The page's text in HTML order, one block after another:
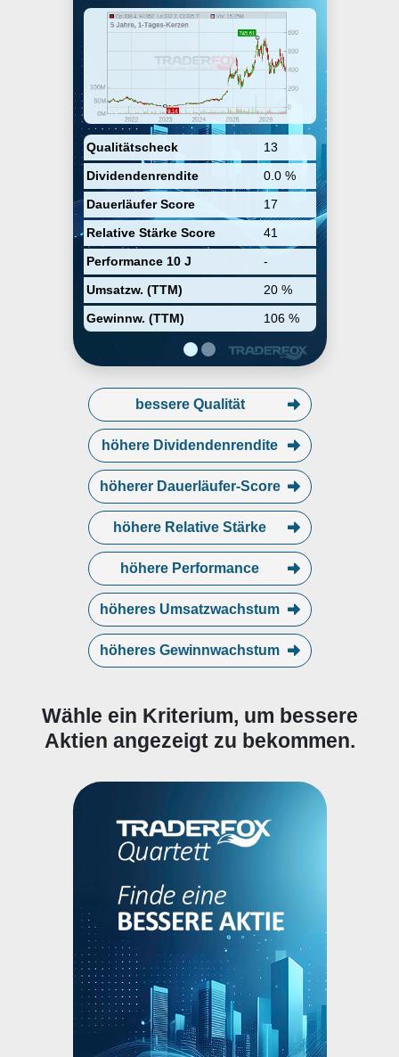
Qualitätscheck
13
Dividendenrendite
0.0 %
Dauerläufer Score
17
Relative Stärke Score
41
Performance 10 J
-
Umsatzw. (TTM)
20 %
Gewinnw. (TTM)
106 %
and SparkLabs. Its software-
based platform caters to mobile
application developers to improve
the marketing and monetization of
applications. The company was
founded by Andrew Karam, John
Krystynak, and Adam Foroughi in
2011 and is headquartered in Palo
Alto, CA.
bessere Qualität
höhere Dividendenrendite
höherer Dauerläufer-Score
höhere Relative Stärke
höhere Performance
höheres Umsatzwachstum
höheres Gewinnwachstum
Wähle ein Kriterium, um bessere
Aktien angezeigt zu bekommen.